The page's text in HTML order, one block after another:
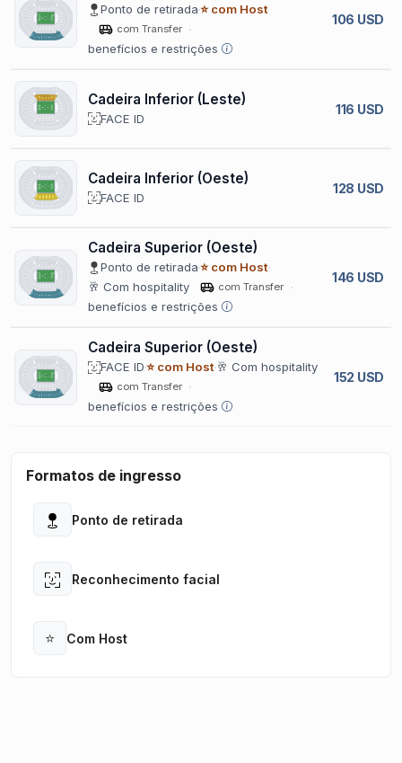
Ponto de retirada⭐ com Host
com Transfer
benefícios e restrições
106 USD
Cadeira Inferior (Leste)
FACE ID
116 USD
Cadeira Inferior (Oeste)
FACE ID
128 USD
Cadeira Superior (Oeste)
Ponto de retirada⭐ com Host
🥂 Com hospitality
com Transfer
benefícios e restrições
146 USD
Cadeira Superior (Oeste)
FACE ID⭐ com Host 🥂 Com hospitality
com Transfer
benefícios e restrições
152 USD
Formatos de ingresso
Ponto de retirada
Open
Reconhecimento facial
Open
⭐ Com Host
Open